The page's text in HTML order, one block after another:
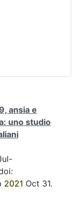
ansia e
uno studio
2021 Oct 31.